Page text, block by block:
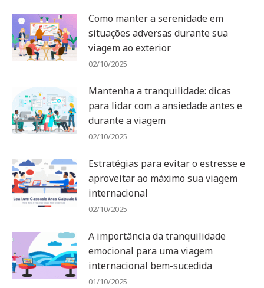
Como manter a serenidade em
situações adversas durante sua
viagem ao exterior
02/10/2025
Mantenha a tranquilidade: dicas
para lidar com a ansiedade antes e
durante a viagem
02/10/2025
Estratégias para evitar o estresse e
aproveitar ao máximo sua viagem
internacional
02/10/2025
A importância da tranquilidade
emocional para uma viagem
internacional bem-sucedida
01/10/2025